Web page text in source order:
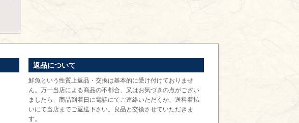
返品について
鮮魚という性質上返品・交換は基本的に受け付けておりませ
ん。万一当店による商品の不都合、又はお気づきの点がござい
ましたら、商品到着日に電話にてご連絡いただくか、送料着払
いにて当店までご返送下さい。良品と交換させていただきま
す。